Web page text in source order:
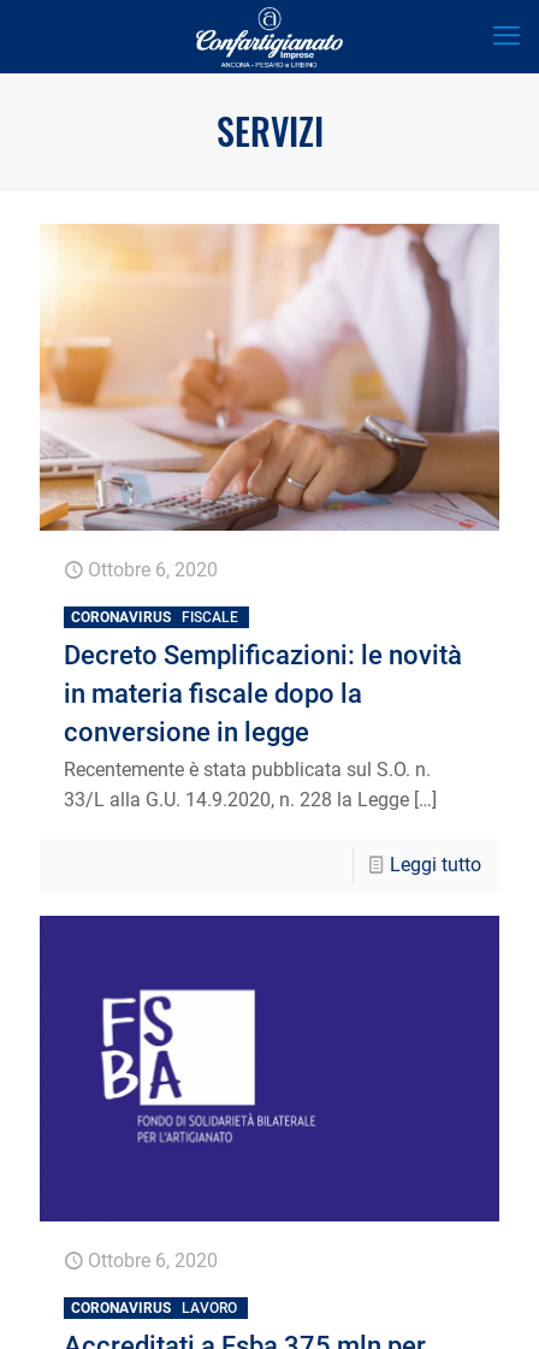
SERVIZI
Ottobre 6, 2020
CORONAVIRUS FISCALE
Decreto Semplificazioni: le novità
in materia fiscale dopo la
conversione in legge
Recentemente è stata pubblicata sul S.O. n.
33/L alla G.U. 14.9.2020, n. 228 la Legge […]
Leggi tutto
Ottobre 6, 2020
CORONAVIRUS LAVORO